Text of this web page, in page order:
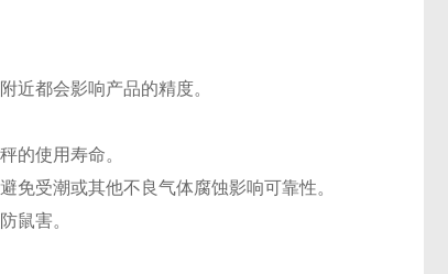
近都会影响产品的精度。
的使用寿命。
免受潮或其他不良气体腐蚀影响可靠性。
鼠害。